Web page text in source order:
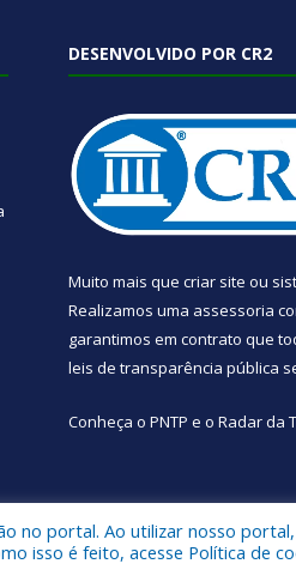
DESENVOLVIDO POR CR2
Muito mais que criar site ou
Realizamos uma assessoria
garantimos em contrato que
leis de transparência pública
Conheça o PNTP e o Radar da
Bárbara do Pará.
no portal. Ao utilizar nosso
isso é feito, acesse Política de